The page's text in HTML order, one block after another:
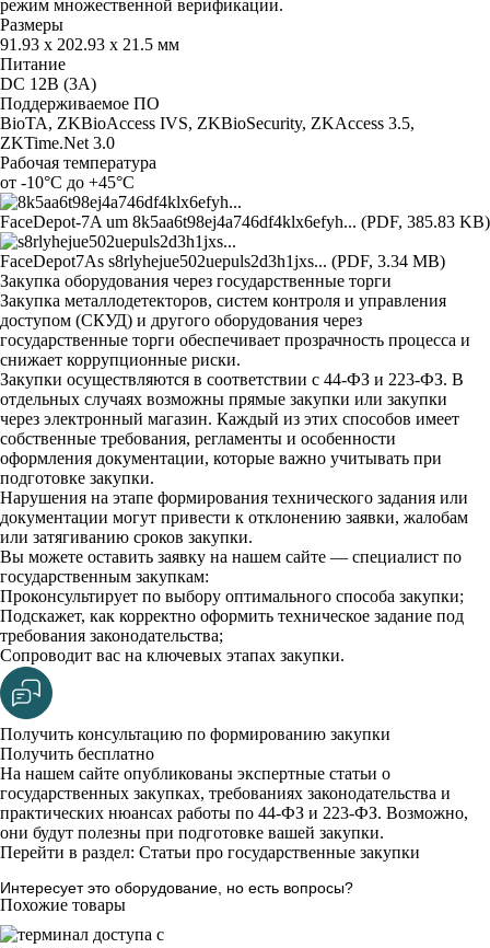
режим множественной верификации.
Размеры
91.93 х 202.93 х 21.5 мм
Питание
DC 12В (3A)
Поддерживаемое ПО
BioTA, ZKBioAccess IVS, ZKBioSecurity, ZKAccess 3.5,
ZKTime.Net 3.0
Рабочая температура
от -10°C до +45°C
FaceDepot-7A um 8k5aa6t98ej4a746df4klx6efyh... (PDF, 385.83 KB)
FaceDepot7As s8rlyhejue502uepuls2d3h1jxs... (PDF, 3.34 MB)
Закупка оборудования через государственные торги
Закупка металлодетекторов, систем контроля и управления
доступом (СКУД) и другого оборудования через
государственные торги обеспечивает прозрачность процесса и
снижает коррупционные риски.
Закупки осуществляются в соответствии с 44-ФЗ и 223-ФЗ. В
отдельных случаях возможны прямые закупки или закупки
через электронный магазин. Каждый из этих способов имеет
собственные требования, регламенты и особенности
оформления документации, которые важно учитывать при
подготовке закупки.
Нарушения на этапе формирования технического задания или
документации могут привести к отклонению заявки, жалобам
или затягиванию сроков закупки.
Вы можете оставить заявку на нашем сайте — специалист по
государственным закупкам:
Проконсультирует по выбору оптимального способа закупки;
Подскажет, как корректно оформить техническое задание под
требования законодательства;
Сопроводит вас на ключевых этапах закупки.
Получить консультацию по формированию закупки
Получить бесплатно
На нашем сайте опубликованы экспертные статьи о
государственных закупках, требованиях законодательства и
практических нюансах работы по 44-ФЗ и 223-ФЗ. Возможно,
они будут полезны при подготовке вашей закупки.
Перейти в раздел: Статьи про государственные закупки
Интересует это оборудование, но есть вопросы?
Похожие товары